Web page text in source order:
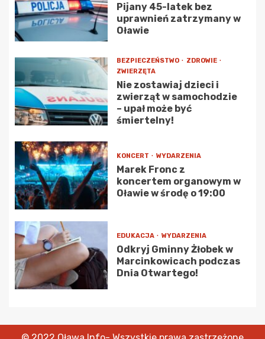
Pijany 45-latek bez
uprawnień zatrzymany w
Oławie
BEZPIECZEŃSTWO
ZDROWIE
ZWIERZĘTA
Nie zostawiaj dzieci i
zwierząt w samochodzie
– upał może być
śmiertelny!
KONCERT WYDARZENIA
Marek Fronc z
koncertem organowym w
Oławie w środę o 19:00
EDUKACJA WYDARZENIA
Odkryj Gminny Żłobek w
Marcinkowicach podczas
Dnia Otwartego!